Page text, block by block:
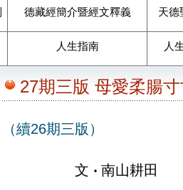
德藏經簡介暨經文釋義 天德
人生指南 人
27期三版 母愛柔腸
（續26期三版）
文 ‧ 南山耕田